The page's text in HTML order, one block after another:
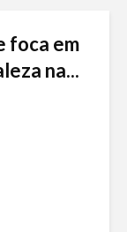
foca em
na...